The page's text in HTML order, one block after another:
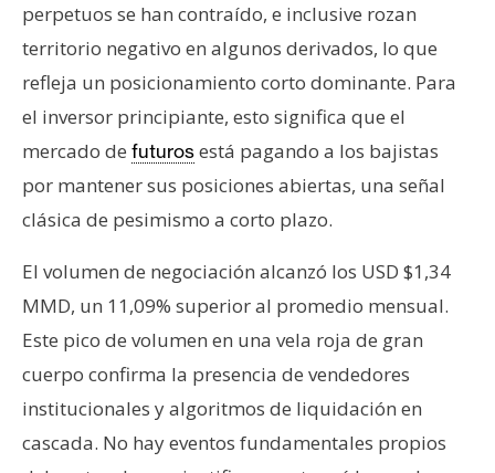
perpetuos se han contraído, e inclusive rozan
territorio negativo en algunos derivados, lo que
refleja un posicionamiento corto dominante. Para
el inversor principiante, esto significa que el
mercado de futurosestá pagando a los bajistas
por mantener sus posiciones abiertas, una señal
clásica de pesimismo a corto plazo.
El volumen de negociación alcanzó los USD $1,34
MMD, un 11,09% superior al promedio mensual.
Este pico de volumen en una vela roja de gran
cuerpo confirma la presencia de vendedores
institucionales y algoritmos de liquidación en
cascada. No hay eventos fundamentales propios